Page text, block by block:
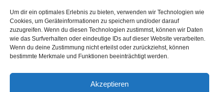
Um dir ein optimales Erlebnis zu bieten, verwenden wir Technologien wie
Cookies, um Geräteinformationen zu speichern und/oder darauf
zuzugreifen. Wenn du diesen Technologien zustimmst, können wir Daten
wie das Surfverhalten oder eindeutige IDs auf dieser Website verarbeiten.
Wenn du deine Zustimmung nicht erteilst oder zurückziehst, können
bestimmte Merkmale und Funktionen beeinträchtigt werden.
Akzeptieren
SOCIAL